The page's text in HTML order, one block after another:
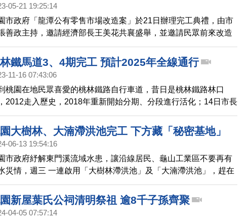
05-21 19:25:14
市政府「龍潭公有零售市場改造案」於21日辦理完工典禮，由市
善政主持，邀請經濟部長王美花共襄盛舉，並邀請民眾前來改造
市場逛逛。
鐵馬道3、4期完工 預計2025年全線通行
11-16 07:43:06
桃園在地民眾喜愛的桃林鐵路自行車道，昔日是桃林鐵路林口
2012走入歷史，2018年重新開始分期、分段進行活化；14日市長
政視察桃林鐵馬道第3、4期完工成果，表示桃林2.0優化工程，預
年下半年改善完成。
大樹林、大湳滯洪池完工 下方藏「秘密基地」
06-13 19:54:16
市政府紓解東門溪流域水患，讓沿線居民、龜山工業區不要再有
災情，週三 一連啟用「大樹林滯洪池」及「大湳滯洪池」，趕在
季前啟用，期盼大雨到來時，可以提升安全性。
新屋葉氏公祠清明祭祖 逾8千子孫齊聚
04-05 07:57:14